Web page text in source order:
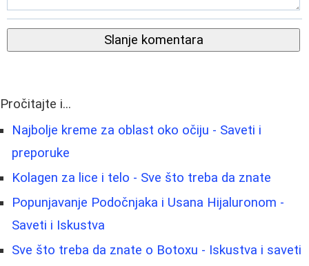
Slanje komentara
Pročitajte i...
Najbolje kreme za oblast oko očiju - Saveti i
preporuke
Kolagen za lice i telo - Sve što treba da znate
Popunjavanje Podočnjaka i Usana Hijaluronom -
Saveti i Iskustva
Sve što treba da znate o Botoxu - Iskustva i saveti